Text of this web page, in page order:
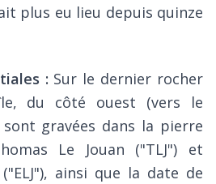
plus eu lieu depuis quinze
: Sur le dernier rocher
du côté ouest (vers le
gravées dans la pierre
Le Jouan ("TLJ") et
ainsi que la date de